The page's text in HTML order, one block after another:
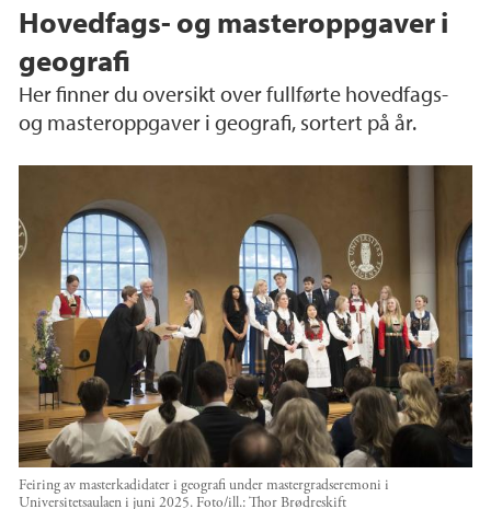
Hovedfags- og masteroppgaver i
geografi
Her finner du oversikt over fullførte hovedfags-
og masteroppgaver i geografi, sortert på år.
Feiring av masterkadidater i geografi under mastergradseremoni i
Universitetsaulaen i juni 2025. Foto/ill.:Thor Brødreskift